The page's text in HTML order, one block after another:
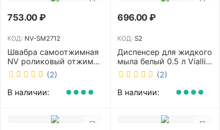
753.00₽
КОД: NV-SM2712
Швабра самоотжимная
NV роликовый отжим
насадка PVA 27 см
телескопическая
рукоятка 70-125 см NV-
SM2712
(2)
В наличии:
696.00₽
КОД: S2
Диспенсер для жидкого
мыла белый 0.5 л Vialli
S2
(2)
В наличии: